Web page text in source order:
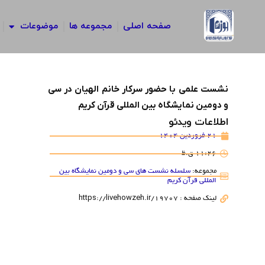
صفحه اصلی مجموعه ها موضوعات
نشست علمی با حضور سرکار خانم الهیان در سی
و دومین نمایشگاه بین المللی قرآن کریم
اطلاعات ویدئو
21 فروردین 1404
11:26 ق.ظ
مجموعه: سلسله نشست های سی و دومین نمایشگاه بین
المللی قرآن کریم
لینک صفحه : https://livehowzeh.ir/19707